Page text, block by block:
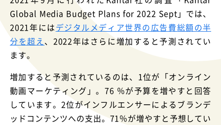
Global Media Budget Plans for 2022 Sept」では、
2021年にはデジタルメディア世界の広告費総額の半
分を超え 、2022年はさらに増加すると予測されてい
ます。
増加すると予測されているのは、1位が「オンライン
動画マーケティング」。76 ％が予算を増やすと回答
しています。2位がインフルエンサーによるブランデ
ッドコンテンツへの支出。71％が増やすと予想してい